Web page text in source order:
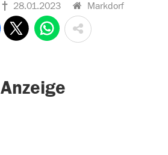
28.01.2023 Markdorf
Anzeige